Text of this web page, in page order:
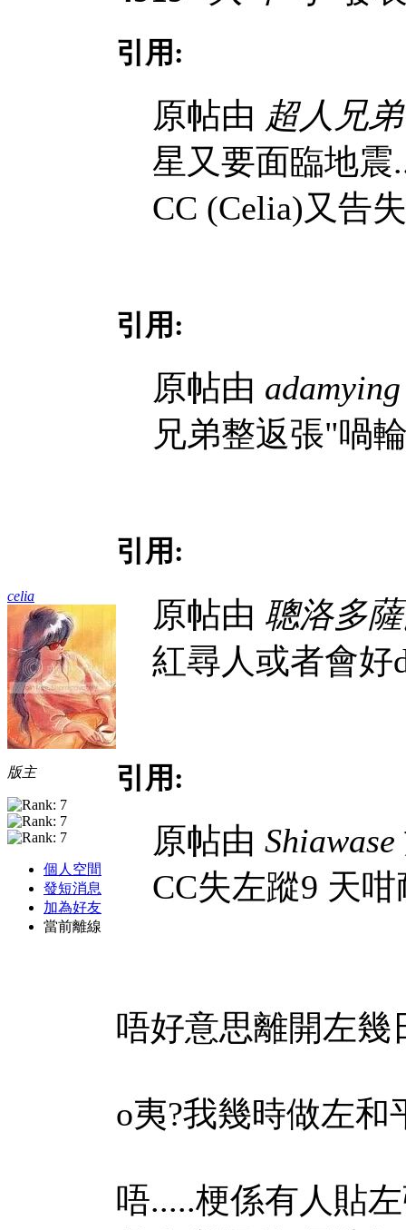
celia
版主
個人空間
發短消息
加為好友
當前離線
引用:
原帖由 超人兄弟
星又要面臨地震
CC (Celia)又告
引用:
原帖由 adamying
兄弟整返張"喎
引用:
原帖由 聰洛多
紅尋人或者會好
引用:
原帖由 Shiawase
CC失左蹤9 天
唔好意思離開左幾
o夷?我幾時做左和
唔.....梗係有人貼